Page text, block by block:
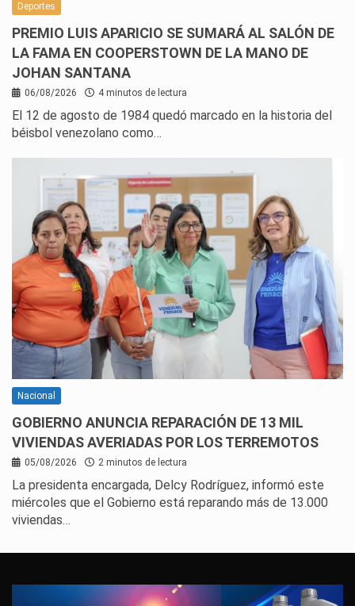
Deportes
PREMIO LUIS APARICIO SE SUMARÁ AL SALÓN DE
LA FAMA EN COOPERSTOWN DE LA MANO DE
JOHAN SANTANA
06/08/2026 4 minutos de lectura
El 12 de agosto de 1984 quedó marcado en la historia del
béisbol venezolano como…
Nacional
GOBIERNO ANUNCIA REPARACIÓN DE 13 MIL
VIVIENDAS AVERIADAS POR LOS TERREMOTOS
05/08/2026 2 minutos de lectura
La presidenta encargada, Delcy Rodríguez, informó este
miércoles que el Gobierno está reparando más de 13.000
viviendas…